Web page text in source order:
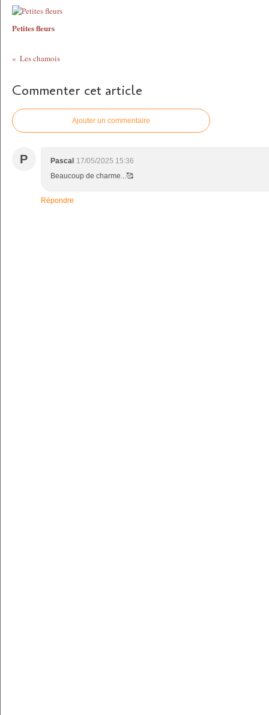
Petites fleurs
Les chamois
Commenter cet article
Ajouter un commentaire
P Pascal 17/05/2025 15:36
Beaucoup de charme...🥰
Répondre